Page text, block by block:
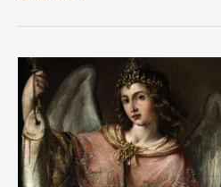
poderosas
milagrosas
antiguas
católicas:
una
guía
espiritual
inigualable.